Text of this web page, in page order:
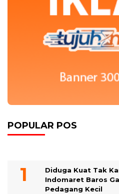
POPULAR POS
Diduga Kuat Tak
Indomaret Baros
Pedagang Kecil